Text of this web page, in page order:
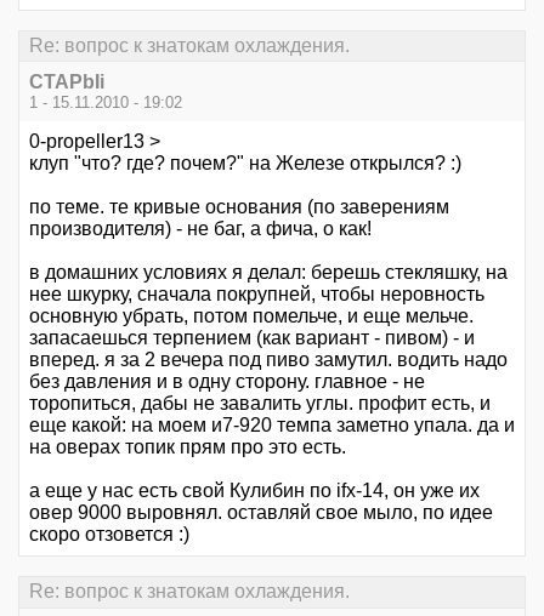
Re: вопрос к знатокам охлаждения.
CTAPbIi
1 - 15.11.2010 - 19:02
0-propeller13 >
клуп "что? где? почем?" на Железе открылся? :)
по теме. те кривые основания (по заверениям
производителя) - не баг, а фича, о как!
в домашних условиях я делал: берешь стекляшку, на
нее шкурку, сначала покрупней, чтобы неровность
основную убрать, потом помельче, и еще мельче.
запасаешься терпением (как вариант - пивом) - и
вперед. я за 2 вечера под пиво замутил. водить надо
без давления и в одну сторону. главное - не
торопиться, дабы не завалить углы. профит есть, и
еще какой: на моем и7-920 темпа заметно упала. да и
на оверах топик прям про это есть.
а еще у нас есть свой Кулибин по ifx-14, он уже их
овер 9000 выровнял. оставляй свое мыло, по идее
скоро отзовется :)
Re: вопрос к знатокам охлаждения.